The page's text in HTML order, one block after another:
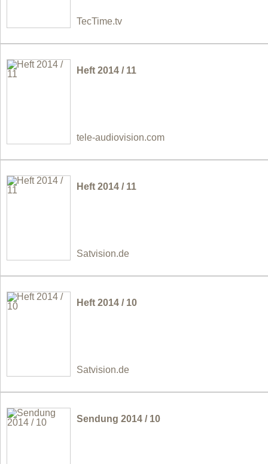
TecTime.tv
Heft 2014 / 11
tele-audiovision.com
Heft 2014 / 11
Satvision.de
Heft 2014 / 10
Satvision.de
Sendung 2014 / 10